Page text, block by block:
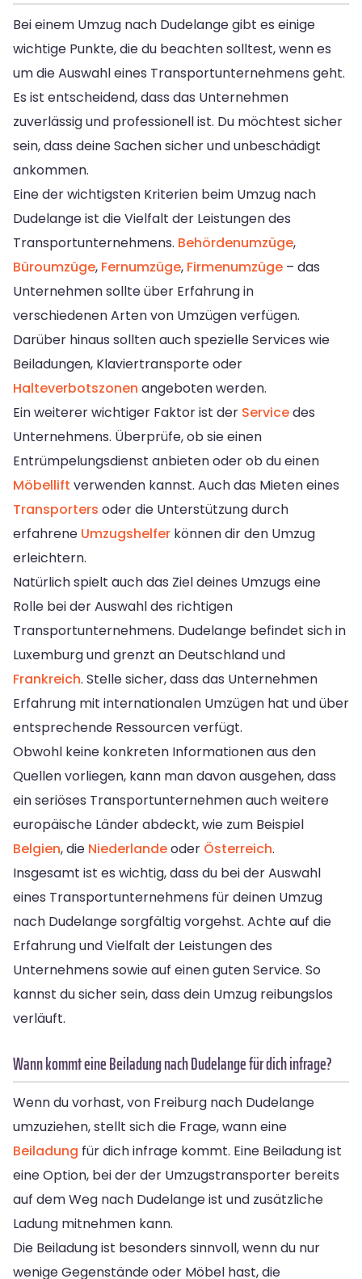
Bei einem Umzug nach Dudelange gibt es einige
wichtige Punkte, die du beachten solltest, wenn es
um die Auswahl eines Transportunternehmens geht.
Es ist entscheidend, dass das Unternehmen
zuverlässig und professionell ist. Du möchtest sicher
sein, dass deine Sachen sicher und unbeschädigt
ankommen.
Eine der wichtigsten Kriterien beim Umzug nach
Dudelange ist die Vielfalt der Leistungen des
Transportunternehmens. Behördenumzüge,
Büroumzüge, Fernumzüge, Firmenumzüge – das
Unternehmen sollte über Erfahrung in
verschiedenen Arten von Umzügen verfügen.
Darüber hinaus sollten auch spezielle Services wie
Beiladungen, Klaviertransporte oder
Halteverbotszonen angeboten werden.
Ein weiterer wichtiger Faktor ist der Servicedes
Unternehmens. Überprüfe, ob sie einen
Entrümpelungsdienst anbieten oder ob du einen
Möbellift verwenden kannst. Auch das Mieten eines
Transporters oder die Unterstützung durch
erfahrene Umzugshelfer können dir den Umzug
erleichtern.
Natürlich spielt auch das Ziel deines Umzugs eine
Rolle bei der Auswahl des richtigen
Transportunternehmens. Dudelange befindet sich in
Luxemburg und grenzt an Deutschland und
Frankreich. Stelle sicher, dass das Unternehmen
Erfahrung mit internationalen Umzügen hat und über
entsprechende Ressourcen verfügt.
Obwohl keine konkreten Informationen aus den
Quellen vorliegen, kann man davon ausgehen, dass
ein seriöses Transportunternehmen auch weitere
europäische Länder abdeckt, wie zum Beispiel
Belgien, die Niederlandeoder Österreich.
Insgesamt ist es wichtig, dass du bei der Auswahl
eines Transportunternehmens für deinen Umzug
nach Dudelange sorgfältig vorgehst. Achte auf die
Erfahrung und Vielfalt der Leistungen des
Unternehmens sowie auf einen guten Service. So
kannst du sicher sein, dass dein Umzug reibungslos
verläuft.
Wann kommt eine Beiladung nach Dudelange für dich infrage?
Wenn du vorhast, von Freiburg nach Dudelange
umzuziehen, stellt sich die Frage, wann eine
Beiladung für dich infrage kommt. Eine Beiladung ist
eine Option, bei der der Umzugstransporter bereits
auf dem Weg nach Dudelange ist und zusätzliche
Ladung mitnehmen kann.
Die Beiladung ist besonders sinnvoll, wenn du nur
wenige Gegenstände oder Möbel hast, die